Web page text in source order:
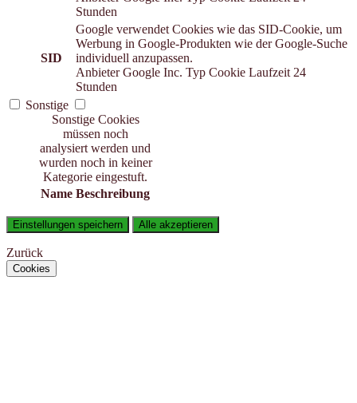
Stunden
SID
Google verwendet Cookies wie das SID-Cookie, um
Werbung in Google-Produkten wie der Google-Suche
individuell anzupassen.
Anbieter Google Inc. Typ Cookie Laufzeit 24
Stunden
Sonstige
Sonstige Cookies
müssen noch
analysiert werden und
wurden noch in keiner
Kategorie eingestuft.
Name Beschreibung
Einstellungen speichern Alle akzeptieren
Zurück
Cookies